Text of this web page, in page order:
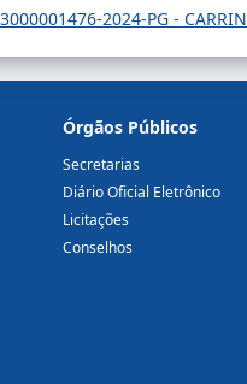
2024-PG -
Órgãos Públicos
Secretarias
Diário Oficial Eletrônico
Licitações
Conselhos